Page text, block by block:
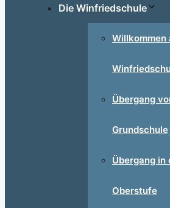
Die Winfriedschule
Willkommen
Übergang
Grundschule
Übergang in
Oberstufe